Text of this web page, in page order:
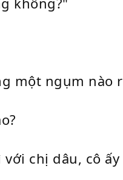
một ngụm nào
chị dâu, cô